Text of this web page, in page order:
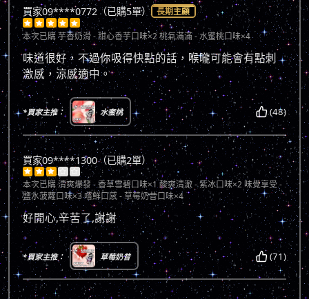
買家09****0772（已購5單） 長期主顧
    
本次已購芋香奶滑 - 甜心香芋口味×2 桃氣滿滿 - 水蜜桃口味×4
味道很好，不過你吸得快點的話，喉嚨可能會有點刺
激感，涼感適中。
*買家主推： 水蜜桃 (48)
買家09****1300（已購2單）
    
本次已購清爽爆發 - 香草雪碧口味×1 酸爽清澈 - 紫冰口味×2 味覺享受 -
鹽水菠蘿口味×3 嚐鮮口感 - 草莓奶昔口味×4
好開心,辛苦了,謝謝
*買家主推： 草莓奶昔 (71)